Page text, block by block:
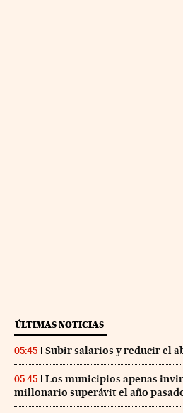
ÚLTIMAS NOTICIAS
05:45 Subir salarios y reducir el
05:45
Los municipios apenas
millonario superávit el año